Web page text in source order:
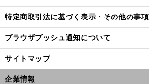
特定商取引法に基づく表示・その他の事項
ブラウザプッシュ通知について
サイトマップ
企業情報